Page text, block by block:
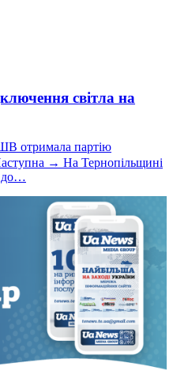
світла на
отримала партію
→ На Тернопільщині
до…